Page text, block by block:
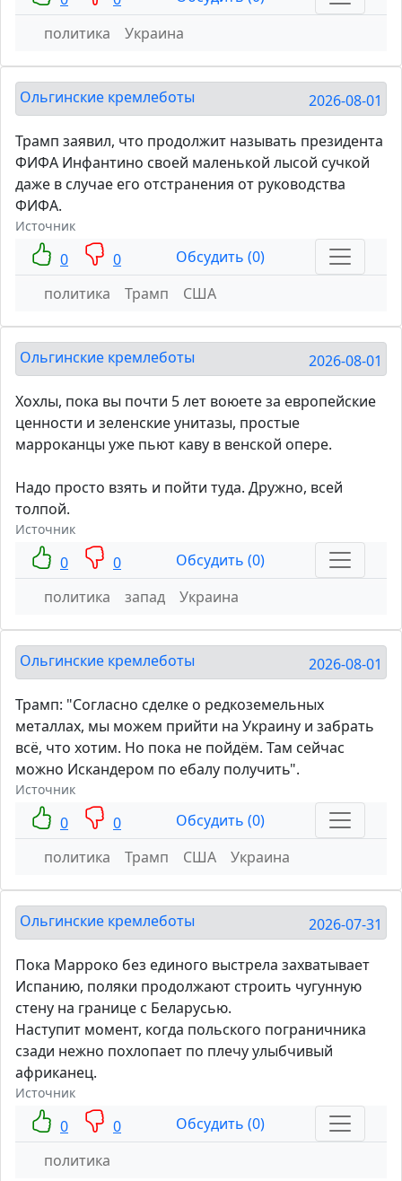
политика
Украина
Ольгинские кремлеботы 2026-08-01
Трамп заявил, что продолжит называть президента
ФИФА Инфантино своей маленькой лысой сучкой
даже в случае его отстранения от руководства
ФИФА.
Источник
0 0
Обсудить (0)
политика
Трамп США
Ольгинские кремлеботы 2026-08-01
Хохлы, пока вы почти 5 лет воюете за европейские
ценности и зеленские унитазы, простые
марроканцы уже пьют каву в венской опере.
Надо просто взять и пойти туда. Дружно, всей
толпой.
Источник
0 0
Обсудить (0)
политика
запад Украина
Ольгинские кремлеботы 2026-08-01
Трамп: "Согласно сделке о редкоземельных
металлах, мы можем прийти на Украину и забрать
всё, что хотим. Но пока не пойдём. Там сейчас
можно Искандером по ебалу получить".
Источник
0 0
Обсудить (0)
политика
Трамп США Украина
Ольгинские кремлеботы 2026-07-31
Пока Марроко без единого выстрела захватывает
Испанию, поляки продолжают строить чугунную
стену на границе с Беларусью.
Наступит момент, когда польского пограничника
сзади нежно похлопает по плечу улыбчивый
африканец.
Источник
0 0
Обсудить (0)
политика